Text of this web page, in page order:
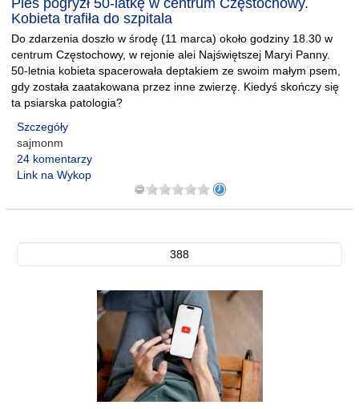
Pies pogryzł 50-latkę w centrum Częstochowy.
Kobieta trafiła do szpitala
Do zdarzenia doszło w środę (11 marca) około godziny 18.30 w
centrum Częstochowy, w rejonie alei Najświętszej Maryi Panny.
50-letnia kobieta spacerowała deptakiem ze swoim małym psem,
gdy została zaatakowana przez inne zwierzę. Kiedyś skończy się
ta psiarska patologia?
Szczegóły
sajmonm
24 komentarzy
Link na Wykop
388